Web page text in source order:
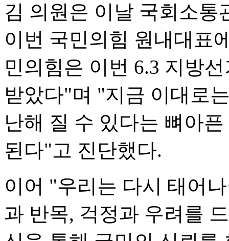
김 의원은 이날 국회소
이번 국민의힘 원내대표
민의힘은 이번 6.3 지방
받았다"며 "지금 이대로
난해 질 수 있다는 뼈아
된다"고 진단했다.
이어 "우리는 다시 태어
과 반목, 걱정과 우려를